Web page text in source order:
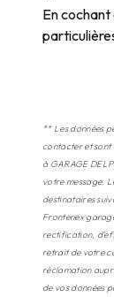
En
** Les données
contacter et sont
à GARAGE
votre message.
destinataires
Frontenex
rectification,
retrait de votre
réclamation
de vos données